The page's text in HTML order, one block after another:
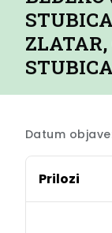
ZLATAR,
Datum
Prilozi